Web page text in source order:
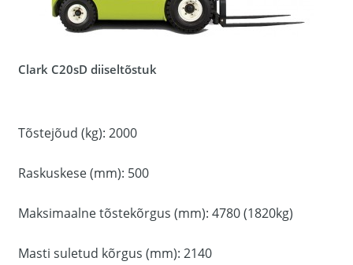
Clark C20sD diiseltõstuk
Tõstejõud (kg): 2000
Raskuskese (mm): 500
Maksimaalne tõstekõrgus (mm): 4780 (1820kg)
Masti suletud kõrgus (mm): 2140